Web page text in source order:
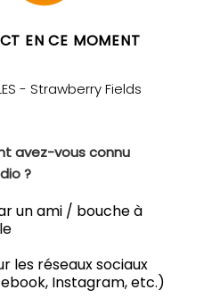
EN CE MOMENT
avez-vous connu
?
un ami / bouche à
les réseaux sociaux
Instagram, etc.)